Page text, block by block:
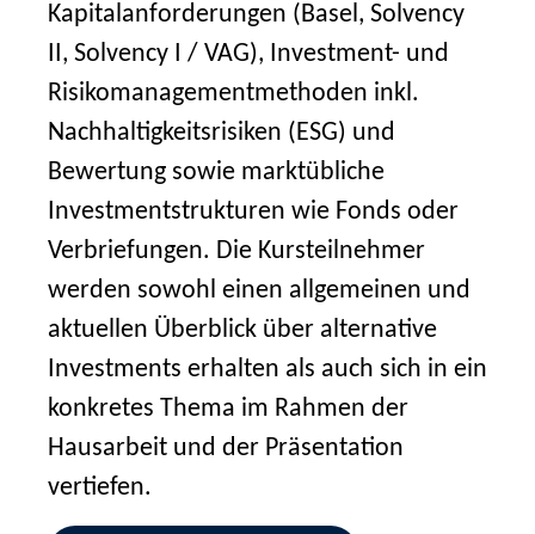
Kapitalanforderungen (Basel, Solvency
II, Solvency I / VAG), Investment- und
Risikomanagementmethoden inkl.
Nachhaltigkeitsrisiken (ESG) und
Bewertung sowie marktübliche
Investmentstrukturen wie Fonds oder
Verbriefungen. Die Kursteilnehmer
werden sowohl einen allgemeinen und
aktuellen Überblick über alternative
Investments erhalten als auch sich in ein
konkretes Thema im Rahmen der
Hausarbeit und der Präsentation
vertiefen.